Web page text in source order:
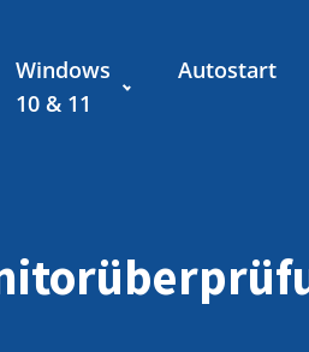
Windows
10 & 11
Autostart